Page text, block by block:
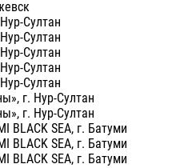
Султан
Султан
Султан
Султан
Султан
г. Нур-Султан
г. Нур-Султан
BLACK SEA, г. Батуми
BLACK SEA, г. Батуми
BLACK SEA, г. Батуми